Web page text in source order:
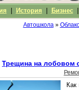
Автошкола»
Трещина на лобовом
Как
История Бизнес